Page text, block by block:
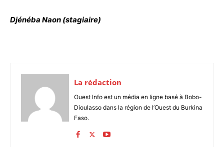
Djénéba Naon (stagiaire)
La rédaction
Ouest Info est un média en ligne basé à Bobo-
Dioulasso dans la région de l’Ouest du Burkina
Faso.